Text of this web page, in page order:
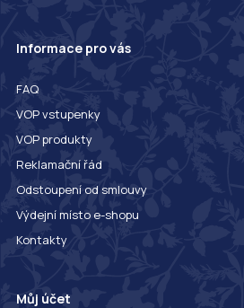
Informace pro vás
FAQ
VOP vstupenky
VOP produkty
Reklamační řád
Odstoupení od smlouvy
Výdejní místo e-shopu
Kontakty
Můj účet